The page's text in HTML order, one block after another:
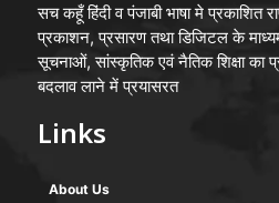
सच कहूँ हिंदी व पंजाबी भाषा मे प्रकाशित
प्रकाशन, प्रसारण तथा डिजिटल के
सूचनाओं, सांस्कृतिक एवं नैतिक शिक्षा का
बदलाव लाने में प्रयासरत
Links
About Us